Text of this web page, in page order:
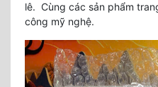
lê. Cùng các sản phẩm
công mỹ nghệ.